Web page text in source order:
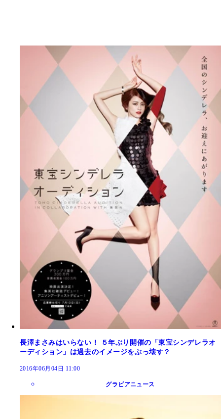
長澤まさみはいらない！ ５年ぶり開催の「東宝シンデレラオ
ーディション」は過去のイメージをぶっ壊す？
2016年06月04日 11:00
グラビアニュース